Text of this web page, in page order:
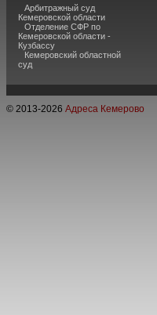
Арбитражный суд
Кемеровской области
Отделение СФР по
Кемеровской области -
Кузбассу
Кемеровский областной
суд
© 2013-2026 Адреса Кемерово